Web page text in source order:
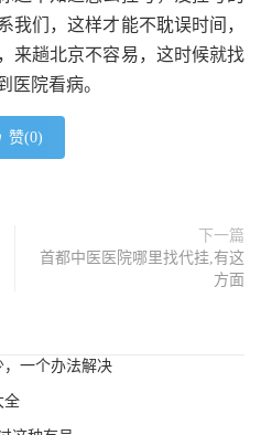
我们，这样才能不耽误时间，
来趟北京不容易，这时候就找
医院看病。
赞(0)
下一篇
首都中医医院哪里找代挂,有这
方面
一个办法解决
全